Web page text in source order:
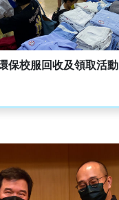
保校服回收及領取活動